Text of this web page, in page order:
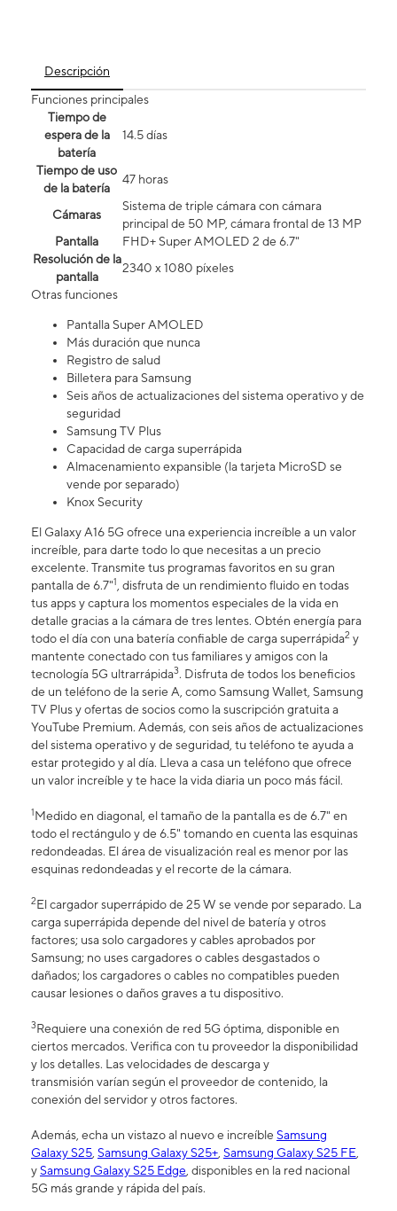
Descripción
Funciones principales
Tiempo de
espera de la
batería
14.5 días
Tiempo de uso
de la batería
47 horas
Cámaras
Sistema de triple cámara con cámara
principal de 50 MP, cámara frontal de 13 MP
Pantalla
FHD+ Super AMOLED 2 de 6.7"
Resolución de la
pantalla
2340 x 1080 píxeles
Otras funciones
Pantalla Super AMOLED
Más duración que nunca
Registro de salud
Billetera para Samsung
Seis años de actualizaciones del sistema operativo y de
seguridad
Samsung TV Plus
Capacidad de carga superrápida
Almacenamiento expansible (la tarjeta MicroSD se
vende por separado)
Knox Security
El Galaxy A16 5G ofrece una experiencia increíble a un valor
increíble, para darte todo lo que necesitas a un precio
excelente. Transmite tus programas favoritos en su gran
pantalla de 6.7"1, disfruta de un rendimiento fluido en todas
tus apps y captura los momentos especiales de la vida en
detalle gracias a la cámara de tres lentes. Obtén energía para
todo el día con una batería confiable de carga superrápida2 y
mantente conectado con tus familiares y amigos con la
tecnología 5G ultrarrápida3. Disfruta de todos los beneficios
de un teléfono de la serie A, como Samsung Wallet, Samsung
TV Plus y ofertas de socios como la suscripción gratuita a
YouTube Premium. Además, con seis años de actualizaciones
del sistema operativo y de seguridad, tu teléfono te ayuda a
estar protegido y al día. Lleva a casa un teléfono que ofrece
un valor increíble y te hace la vida diaria un poco más fácil.
1Medido en diagonal, el tamaño de la pantalla es de 6.7" en
todo el rectángulo y de 6.5" tomando en cuenta las esquinas
redondeadas. El área de visualización real es menor por las
esquinas redondeadas y el recorte de la cámara.
2El cargador superrápido de 25 W se vende por separado. La
carga superrápida depende del nivel de batería y otros
factores; usa solo cargadores y cables aprobados por
Samsung; no uses cargadores o cables desgastados o
dañados; los cargadores o cables no compatibles pueden
causar lesiones o daños graves a tu dispositivo.
3Requiere una conexión de red 5G óptima, disponible en
ciertos mercados. Verifica con tu proveedor la disponibilidad
y los detalles. Las velocidades de descarga y
transmisión varían según el proveedor de contenido, la
conexión del servidor y otros factores.
Además, echa un vistazo al nuevo e increíble Samsung
Galaxy S25, Samsung Galaxy S25+, Samsung Galaxy S25 FE,
ySamsung Galaxy S25 Edge, disponibles en la red nacional
5G más grande y rápida del país.